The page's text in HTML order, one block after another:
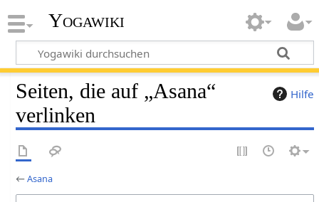
Yogawiki
Hilfe
Seiten, die auf „Asana“
verlinken
←Asana